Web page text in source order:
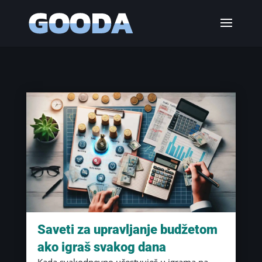
Saveti za upravljanje budžetom
ako igraš svakog dana